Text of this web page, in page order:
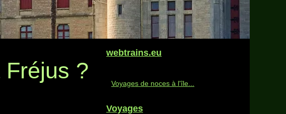
?
webtrains.eu
Voyages de noces à l'île...
Voyages